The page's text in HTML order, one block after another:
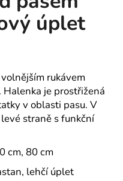
úplet
rukávem
je prostřižená
v oblasti pasu. V
straně s funkční
cm, 80 cm
lehčí úplet